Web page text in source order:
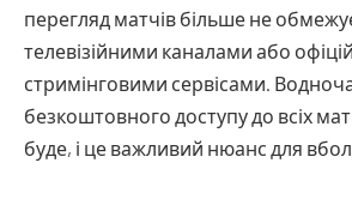
перегляд матчів більше не
телевізійними каналами або
стримінговими сервісами.
безкоштовного доступу до всіх
буде, і це важливий нюанс для